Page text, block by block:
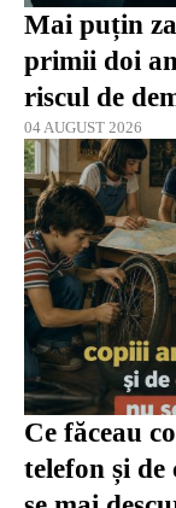
Mai puțin
primii doi
riscul de
04 AUGUST 2026
Ce făceau
telefon și